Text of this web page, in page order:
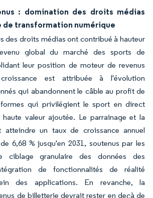
: domination des droits médias
de transformation numérique
des droits médias ont contribué à hauteur
global du marché des sports de
leur position de moteur de revenus
est attribuée à l'évolution
qui abandonnent le câble au profit de
qui privilégient le sport en direct
valeur ajoutée. Le parrainage et la
atteindre un taux de croissance annuel
6,68 % jusqu'en 2031, soutenus par les
ciblage granulaire des données des
de fonctionnalités de réalité
des applications. En revanche, la
de billetterie devrait rester en deçà de